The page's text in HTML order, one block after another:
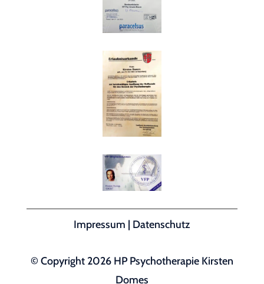
Impressum | Datenschutz
© Copyright 2026 HP Psychotherapie Kirsten
Domes